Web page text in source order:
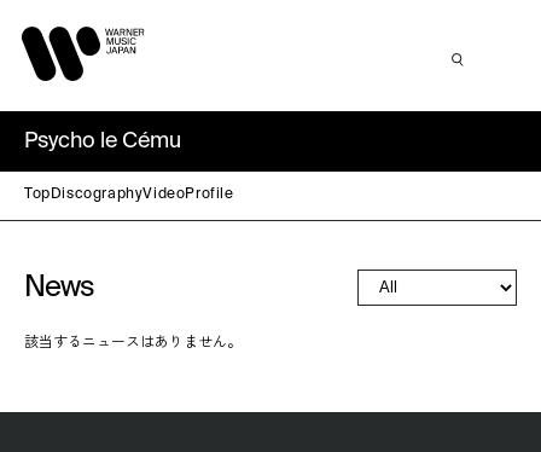
Psycho le Cému
Top DiscographyVideoProfile
News
該当するニュースはありません。